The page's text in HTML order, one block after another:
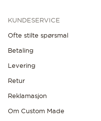
KUNDESERVICE
Ofte stilte spørsmal
Betaling
Levering
Retur
Reklamasjon
Om Custom Made